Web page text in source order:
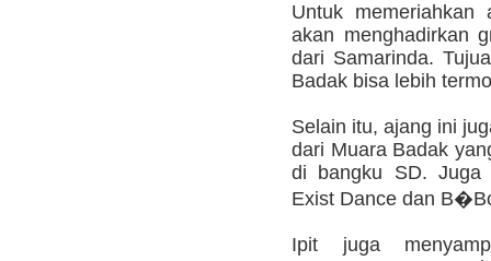
Untuk
akan menghadirkan
dari Samarinda.
Badak bisa lebih
Selain itu, ajang ini
dari Muara Badak
di bangku SD. Juga
Exist Dance dan
Ipit juga